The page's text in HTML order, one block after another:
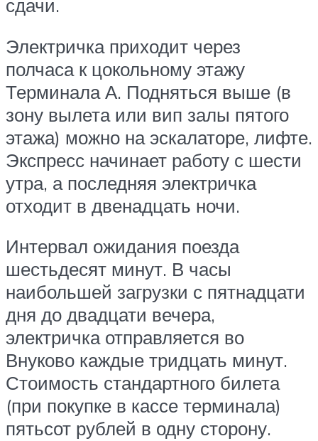
сдачи.
Электричка приходит через
полчаса к цокольному этажу
Терминала А. Подняться выше (в
зону вылета или вип залы пятого
этажа) можно на эскалаторе, лифте.
Экспресс начинает работу с шести
утра, а последняя электричка
отходит в двенадцать ночи.
Интервал ожидания поезда
шестьдесят минут. В часы
наибольшей загрузки с пятнадцати
дня до двадцати вечера,
электричка отправляется во
Внуково каждые тридцать минут.
Стоимость стандартного билета
(при покупке в кассе терминала)
пятьсот рублей в одну сторону.